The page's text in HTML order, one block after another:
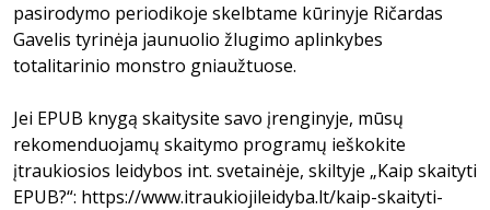
pasirodymo periodikoje skelbtame kūrinyje Ričardas
Gavelis tyrinėja jaunuolio žlugimo aplinkybes
totalitarinio monstro gniaužtuose.
Jei EPUB knygą skaitysite savo įrenginyje, mūsų
rekomenduojamų skaitymo programų ieškokite
įtraukiosios leidybos int. svetainėje, skiltyje „Kaip skaityti
EPUB?“: https://www.itraukiojileidyba.lt/kaip-skaityti-